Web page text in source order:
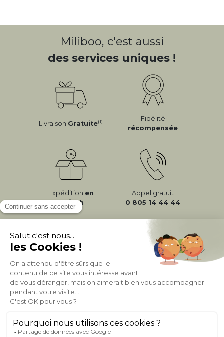
Miliboo, c'est aussi
des services uniques !
Livraison Gratuite(1)
Fidélité
récompensée
Expédition en
24/72h
Appel gratuit
0 805 14 44 44
À PROPOS DE MILIBOO
AIDE & CONTACT